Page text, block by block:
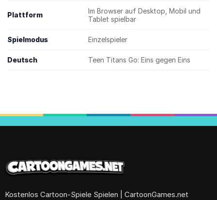
Plattform
Im Browser auf Desktop, Mobil und
Tablet spielbar
Spielmodus Einzelspieler
Deutsch Teen Titans Go: Eins gegen Eins
Kostenlos Cartoon-Spiele Spielen | CartoonGames.net